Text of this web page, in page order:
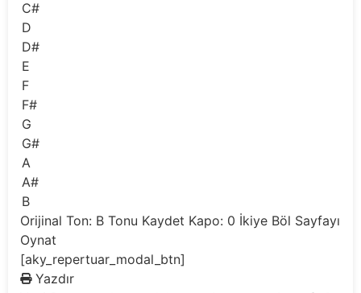
C#
D
D#
E
F
F#
G
G#
A
A#
B
Orijinal Ton: B Tonu Kaydet Kapo: 0 İkiye Böl Sayfayı
Oynat
[aky_repertuar_modal_btn]
Yazdır